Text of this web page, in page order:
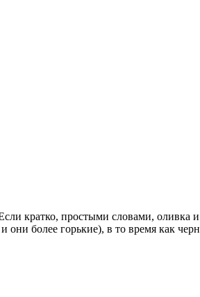
кратко, простыми словами, оливка
более горькие), в то время как